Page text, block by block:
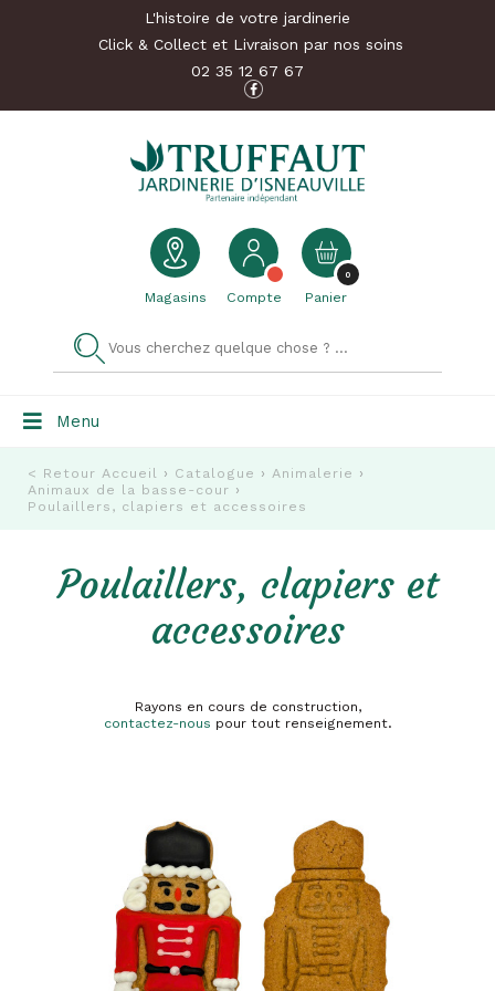
L'histoire de votre jardinerie
Click & Collect et Livraison par nos soins
02 35 12 67 67
Magasins Compte
0
Panier
Menu
< Retour Accueil › Catalogue › Animalerie ›
Animaux de la basse-cour ›
Poulaillers, clapiers et accessoires
Poulaillers, clapiers et
accessoires
Rayons en cours de construction,
contactez-nous pour tout renseignement.